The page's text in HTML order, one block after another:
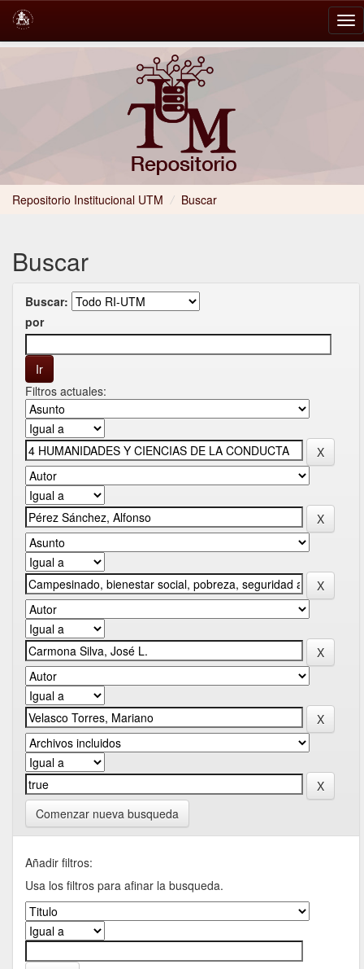
Repositorio Institucional UTM / Buscar
Buscar
Buscar:
por
Filtros actuales:
Comenzar nueva busqueda
Añadir filtros:
Usa los filtros para afinar la busqueda.